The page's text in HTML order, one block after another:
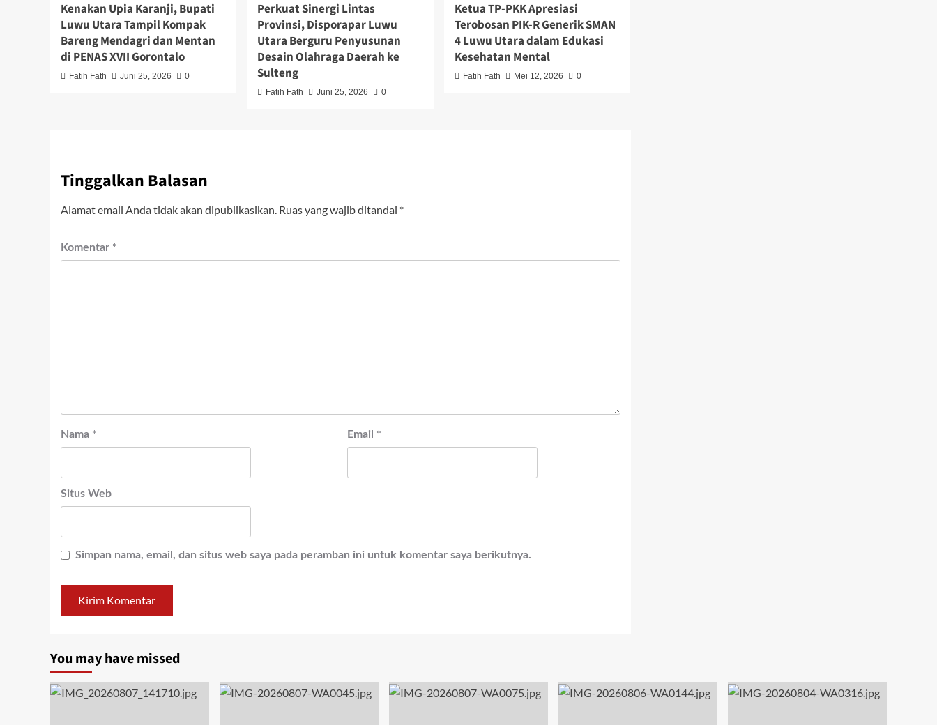
Kenakan Upia Karanji, Bupati
Luwu Utara Tampil Kompak
Bareng Mendagri dan Mentan
di PENAS XVII Gorontalo
Fatih Fath Juni 25, 2026 0
Perkuat Sinergi Lintas
Provinsi, Disporapar Luwu
Utara Berguru Penyusunan
Desain Olahraga Daerah ke
Sulteng
Fatih Fath Juni 25, 2026 0
Ketua TP-PKK Apresiasi
Terobosan PIK-R Generik SMAN
4 Luwu Utara dalam Edukasi
Kesehatan Mental
Fatih Fath Mei 12, 2026 0
Tinggalkan Balasan
Alamat email Anda tidak akan dipublikasikan. Ruas yang wajib ditandai *
Komentar *
Nama * Email *
Situs Web
Simpan nama, email, dan situs web saya pada peramban ini untuk komentar saya berikutnya.
You may have missed